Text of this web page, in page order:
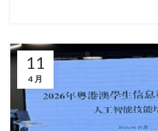
11
4 月